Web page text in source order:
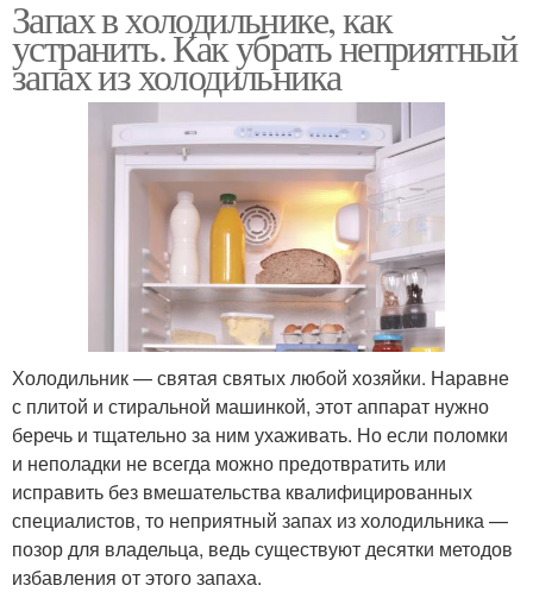
Запах в холодильнике, как
устранить. Как убрать неприятный
запах из холодильника
Холодильник — святая святых любой хозяйки. Наравне
с плитой и стиральной машинкой, этот аппарат нужно
беречь и тщательно за ним ухаживать. Но если поломки
и неполадки не всегда можно предотвратить или
исправить без вмешательства квалифицированных
специалистов, то неприятный запах из холодильника —
позор для владельца, ведь существуют десятки методов
избавления от этого запаха.